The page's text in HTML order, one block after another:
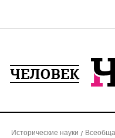
Исторические науки